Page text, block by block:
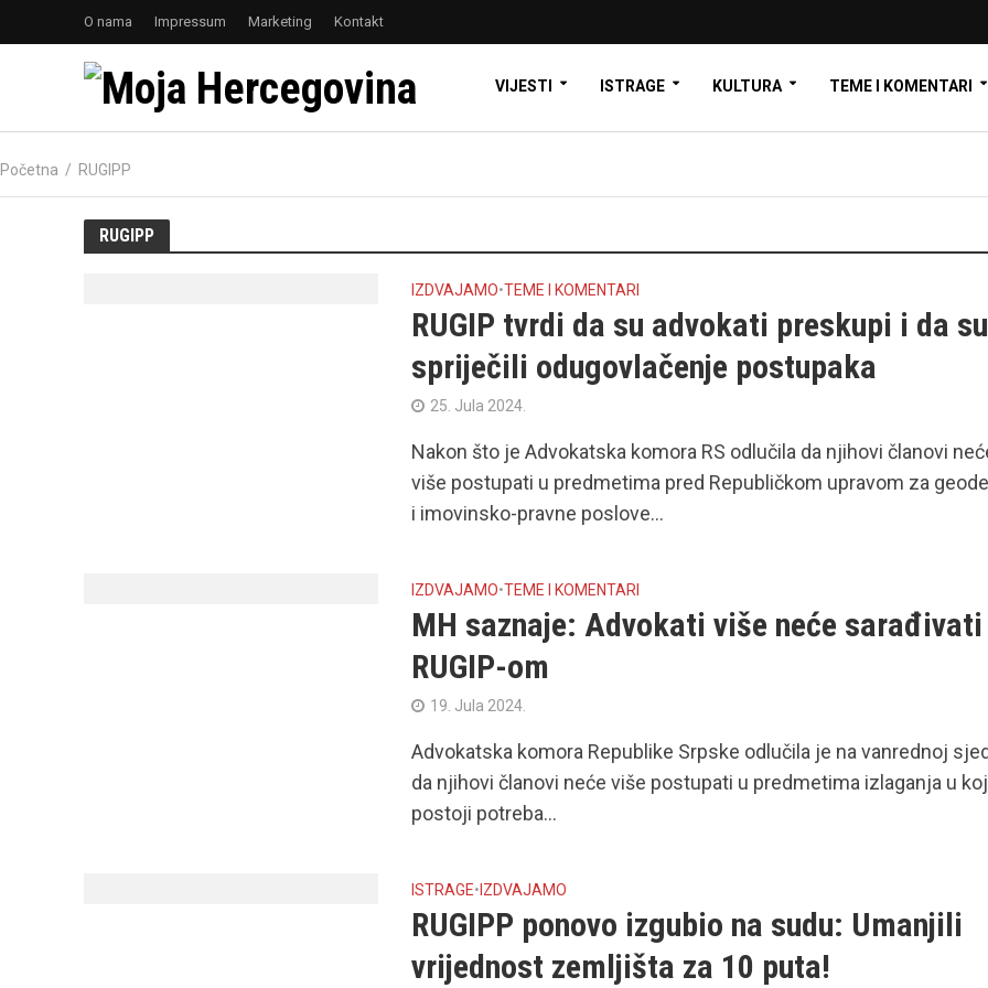
O nama Impressum Marketing Kontakt
VIJESTI ISTRAGE KULTURA TEME I KOMENTARI
Početna / RUGIPP
RUGIPP
IZDVAJAMO•TEME I KOMENTARI
RUGIP tvrdi da su advokati preskupi i da su
spriječili odugovlačenje postupaka
25. Jula 2024.
Nakon što je Advokatska komora RS odlučila da njihovi članovi
više postupati u predmetima pred Republičkom upravom za
i imovinsko-pravne poslove...
IZDVAJAMO•TEME I KOMENTARI
MH saznaje: Advokati više neće
RUGIP-om
19. Jula 2024.
Advokatska komora Republike Srpske odlučila je na vanrednoj
da njihovi članovi neće više postupati u predmetima izlaganja u
postoji potreba...
ISTRAGE• IZDVAJAMO
RUGIPP ponovo izgubio na sudu: Umanjili
vrijednost zemljišta za 10 puta!